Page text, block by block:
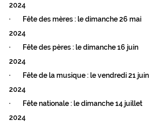
2024
·        Fête des mères : le dimanche 26 mai
2024
·        Fête des pères : le dimanche 16 juin
2024
·        Fête de la musique : le vendredi 21 juin
2024
·        Fête nationale : le dimanche 14 juillet
2024